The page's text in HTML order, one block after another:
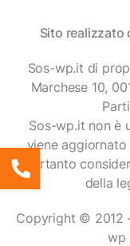
Sito realizzato
Sos-wp.it di
Marchese 10,
Sos-wp.it non è
viene
pertanto
della
Copyright © 2012
wp